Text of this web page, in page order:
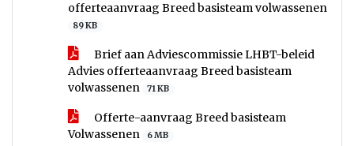
offerteaanvraag Breed basisteam volwassenen
89 KB
Brief aan Adviescommissie LHBT-beleid
Advies offerteaanvraag Breed basisteam
volwassenen
71 KB
Offerte-aanvraag Breed basisteam
Volwassenen
6 MB